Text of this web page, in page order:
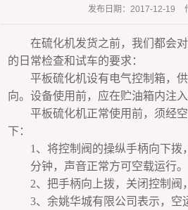
发布日期： 2017-12-19
在硫化机发货之前，我们都会
的日常检查和试车的要求：
平板硫化机设有电气控制箱，
向。设备使用前，应在贮油箱内注
平板硫化机正常使用前，须经空
下：
1、将控制阀的操纵手柄向下拨
分钟，声音正常方可空载运行。
2、把手柄向上拨，关闭控制阀，
3、余姚华城有限公司表示，空运